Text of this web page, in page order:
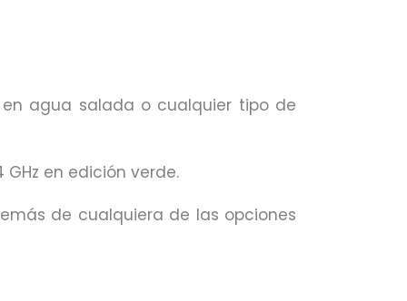
agua salada o cualquier tipo de
en edición verde.
de cualquiera de las opciones